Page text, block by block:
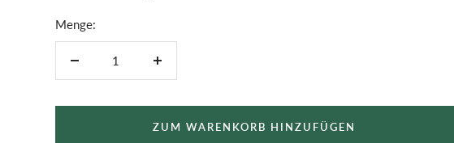
Menge:
Menge
ZUM WARENKORB HINZUFÜGEN